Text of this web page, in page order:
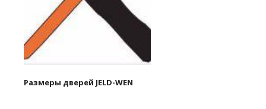
Размеры дверей JELD-WEN